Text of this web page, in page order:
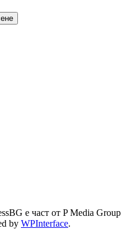
е част от P Media Group
by WPInterface.